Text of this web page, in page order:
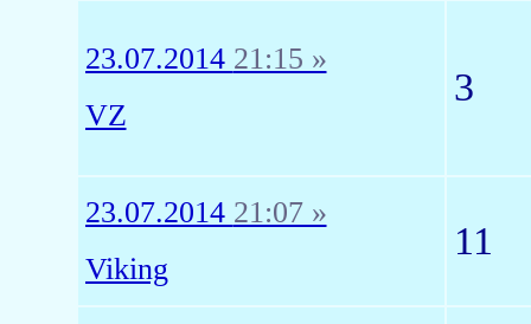
23.07.2014 21:15 »
VZ
3
23.07.2014 21:07 »
Viking
11